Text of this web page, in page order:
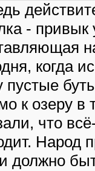
-
когда
пустые
к озеру в
что
Народ
должно